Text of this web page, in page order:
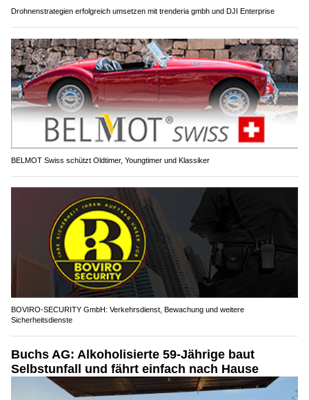
Drohnenstrategien erfolgreich umsetzen mit trenderia gmbh und DJI Enterprise
BELMOT Swiss schützt Oldtimer, Youngtimer und Klassiker
BOVIRO-SECURITY GmbH: Verkehrsdienst, Bewachung und weitere
Sicherheitsdienste
Buchs AG: Alkoholisierte 59-Jährige baut
Selbstunfall und fährt einfach nach Hause